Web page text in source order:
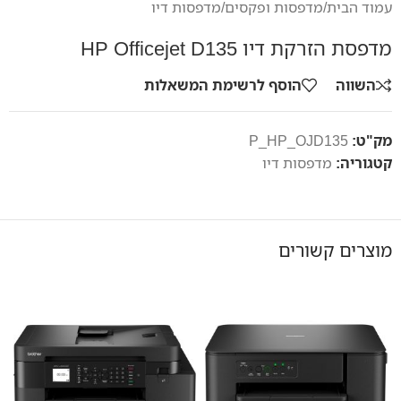
עמוד הבית/מדפסות ופקסים/מדפסות דיו
מדפסת הזרקת דיו HP Officejet D135
השווה הוסף לרשימת המשאלות
מק"ט: P_HP_OJD135
קטגוריה: מדפסות דיו
מוצרים קשורים